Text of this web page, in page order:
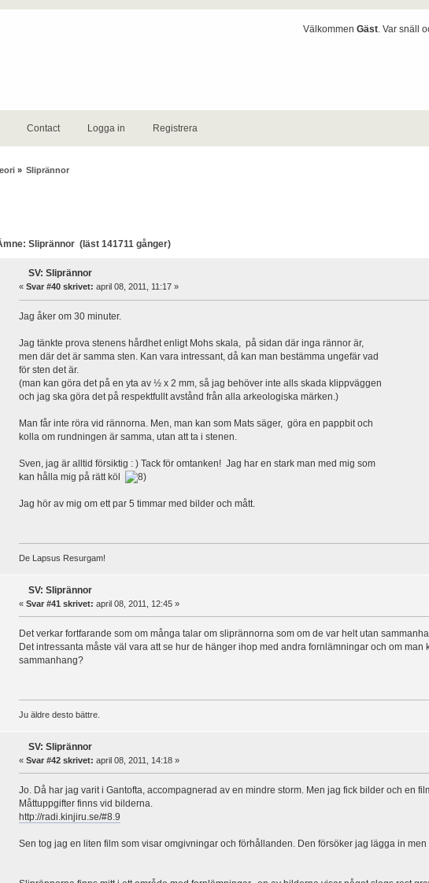
VälkommenGäst . Var snäll
Contact Logga in Registrera
» Sliprännor
Sliprännor (läst 141711 gånger)
SV: Sliprännor
« Svar #40 skrivet: april 08, 2011, 11:17 »
Jag åker om 30 minuter.
Jag tänkte prova stenens hårdhet enligt Mohs skala, på sidan där inga rännor är,
men där det är samma sten. Kan vara intressant, då kan man bestämma ungefär vad
för sten det är.
(man kan göra det på en yta av ½ x 2 mm, så jag behöver inte alls skada klippväggen
och jag ska göra det på respektfullt avstånd från alla arkeologiska märken.)
Man får inte röra vid rännorna. Men, man kan som Mats säger, göra en pappbit och
kolla om rundningen är samma, utan att ta i stenen.
Sven, jag är alltid försiktig : ) Tack för omtanken! Jag har en stark man med mig som
kan hålla mig på rätt köl
Jag hör av mig om ett par 5 timmar med bilder och mått.
De Lapsus Resurgam!
SV: Sliprännor
« Svar #41 skrivet: april 08, 2011, 12:45 »
Det verkar fortfarande som om många talar om sliprännorna som om de var helt utan
Det intressanta måste väl vara att se hur de hänger ihop med andra fornlämningar och om man
sammanhang?
Ju äldre desto bättre.
SV: Sliprännor
« Svar #42 skrivet: april 08, 2011, 14:18 »
Jo. Då har jag varit i Gantofta, accompagnerad av en mindre storm. Men jag fick bilder och en
Måttuppgifter finns vid bilderna.
http://radi.kinjiru.se/#8.9
Sen tog jag en liten film som visar omgivningar och förhållanden. Den försöker jag lägga in men